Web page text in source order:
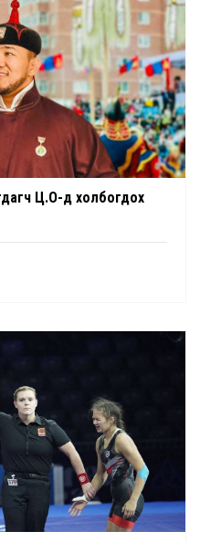
Ц.О-д холбогдох